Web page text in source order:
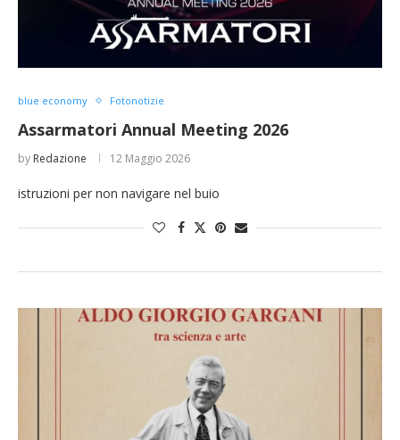
blue economy Fotonotizie
Assarmatori Annual Meeting 2026
by Redazione 12 Maggio 2026
istruzioni per non navigare nel buio